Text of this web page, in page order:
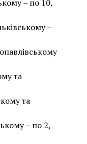
– по 10,
–
та
та
– по 2,